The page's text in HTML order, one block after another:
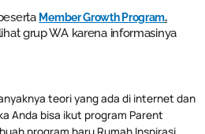
Member Growth Program.
grup WA karena informasinya
teori yang ada di internet dan
Anda bisa ikut program Parent